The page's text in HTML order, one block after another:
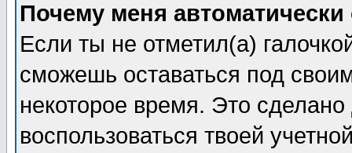
Почему меня автоматически
Если ты не отметил(а)
сможешь оставаться под
некоторое время. Это
воспользоваться твоей